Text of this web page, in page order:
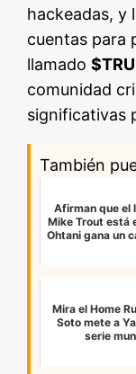
hackeadas, y
cuentas para
llamado
comunidad
significativas
También
Afirman que el
Mike Trout está
Ohtani gana un
Mira el Home
Soto mete a
serie